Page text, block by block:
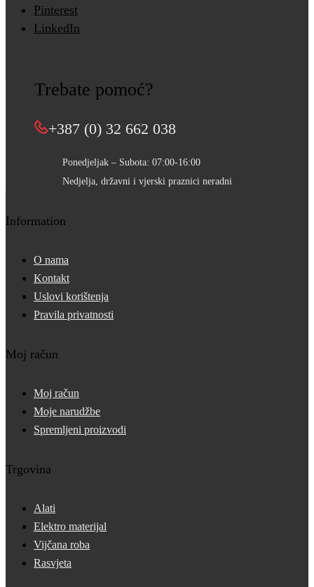
Pinterest
LinkedIn
Trebate pomoć?
+387 (0) 32 662 038
Ponedjeljak – Subota: 07:00-16:00
Nedjelja, državni i vjerski praznici neradni
Information
O nama
Kontakt
Uslovi korištenja
Pravila privatnosti
Moj račun
Moj račun
Moje narudžbe
Spremljeni proizvodi
Trgovina
Alati
Elektro materijal
Vijčana roba
Rasvjeta